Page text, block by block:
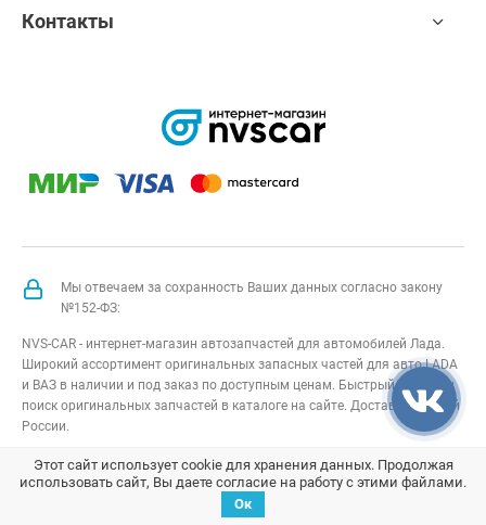
Контакты
Мы отвечаем за сохранность Ваших данных согласно закону
№152-ФЗ:
NVS-CAR - интернет-магазин автозапчастей для автомобилей Лада.
Широкий ассортимент оригинальных запасных частей для авто LADA
и ВАЗ в наличии и под заказ по доступным ценам. Быстрый подбор и
поиск оригинальных запчастей в каталоге на сайте. Доставка по всей
России.
NVS-CAR© 2014 –2026Все права защищеныкарта сайта;
Договор оферта; Политика конфиденциальности
Этот сайт использует cookie для хранения данных. Продолжая
использовать сайт, Вы даете согласие на работу с этими файлами.
Ок